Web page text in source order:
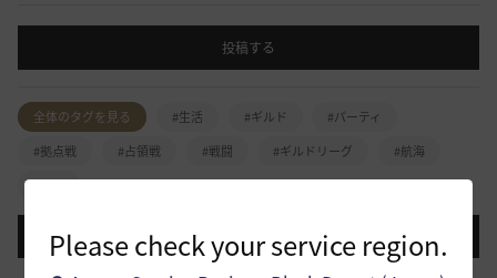
Please check your service region.
投稿する
全体のタグを見る #生活 #ギルド
#パーティ
#拠点戦
#占領戦 #戦闘 #ギルドリーグ
#航海
#冒険
登録日順